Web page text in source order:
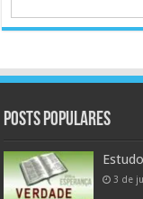
Posts populares
3 de